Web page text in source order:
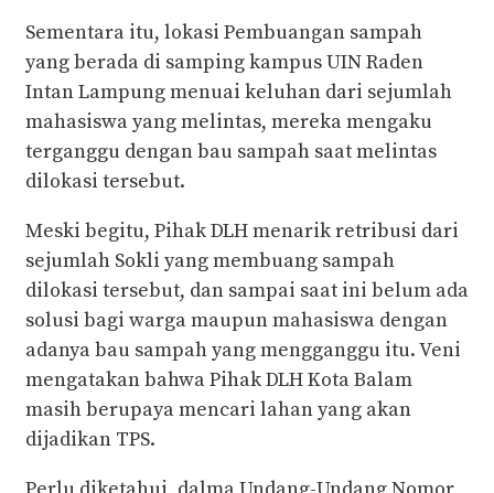
Sementara itu, lokasi Pembuangan sampah
yang berada di samping kampus UIN Raden
Intan Lampung menuai keluhan dari sejumlah
mahasiswa yang melintas, mereka mengaku
terganggu dengan bau sampah saat melintas
dilokasi tersebut.
Meski begitu, Pihak DLH menarik retribusi dari
sejumlah Sokli yang membuang sampah
dilokasi tersebut, dan sampai saat ini belum ada
solusi bagi warga maupun mahasiswa dengan
adanya bau sampah yang mengganggu itu. Veni
mengatakan bahwa Pihak DLH Kota Balam
masih berupaya mencari lahan yang akan
dijadikan TPS.